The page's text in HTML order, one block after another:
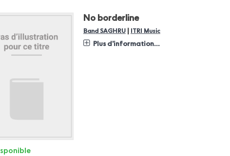
No borderline
Band SAGHRU ITRI Music
Plus d'information...